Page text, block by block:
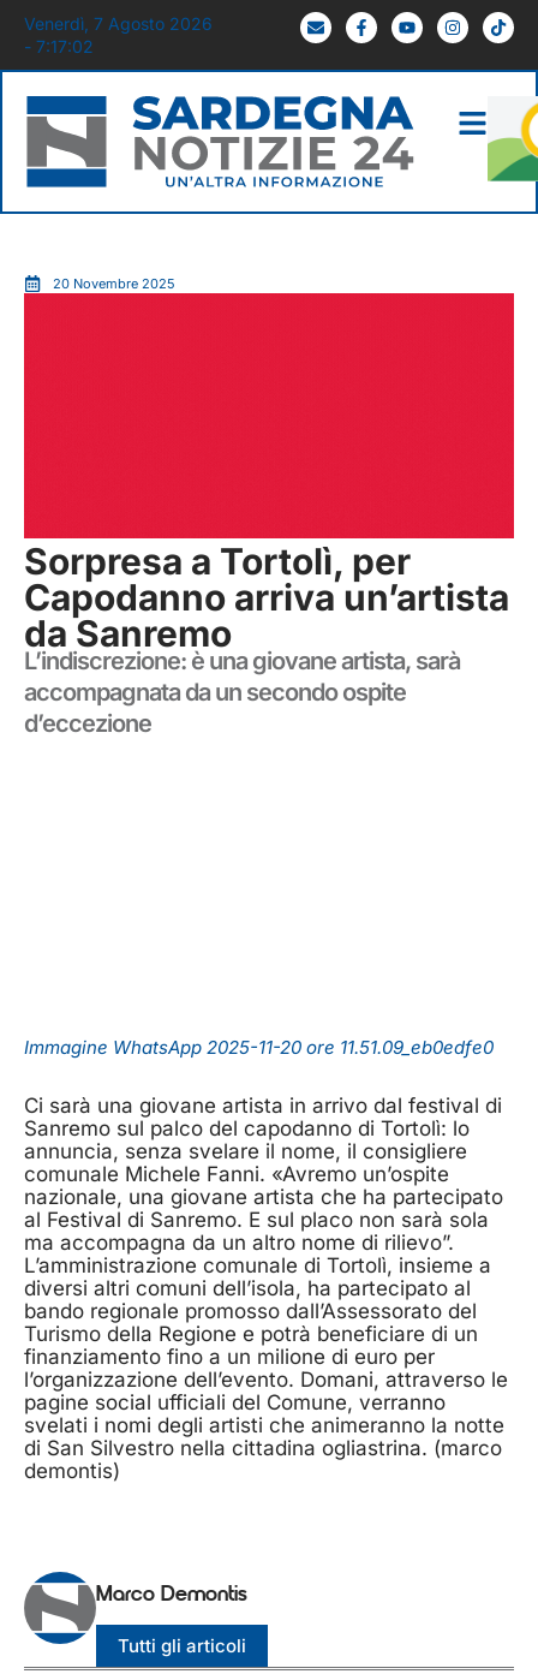
Venerdì, 7 Agosto 2026
- 7:17:03
20 Novembre 2025
Sorpresa a Tortolì, per
Capodanno arriva un’artista
da Sanremo
L’indiscrezione: è una giovane artista, sarà
accompagnata da un secondo ospite
d’eccezione
Immagine WhatsApp 2025-11-20 ore 11.51.09_eb0edfe0
Ci sarà una giovane artista in arrivo dal festival di
Sanremo sul palco del capodanno di Tortolì: lo
annuncia, senza svelare il nome, il consigliere
comunale Michele Fanni. «Avremo un’ospite
nazionale, una giovane artista che ha partecipato
al Festival di Sanremo. E sul placo non sarà sola
ma accompagna da un altro nome di rilievo”.
L’amministrazione comunale di Tortolì, insieme a
diversi altri comuni dell’isola, ha partecipato al
bando regionale promosso dall’Assessorato del
Turismo della Regione e potrà beneficiare di un
finanziamento fino a un milione di euro per
l’organizzazione dell’evento. Domani, attraverso le
pagine social ufficiali del Comune, verranno
svelati i nomi degli artisti che animeranno la notte
di San Silvestro nella cittadina ogliastrina. (marco
demontis)
Marco Demontis
Tutti gli articoli